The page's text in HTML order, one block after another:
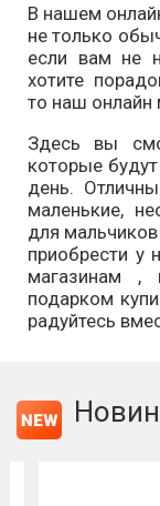
В нашем
не только
если вам не
хотите
то наш онлайн
Здесь вы
которые
день.
маленькие,
для
приобрести у
магазинам ,
подарком
радуйтесь